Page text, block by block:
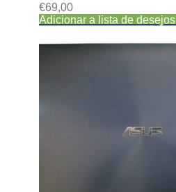
€69,00
Adicionar a lista de desejos